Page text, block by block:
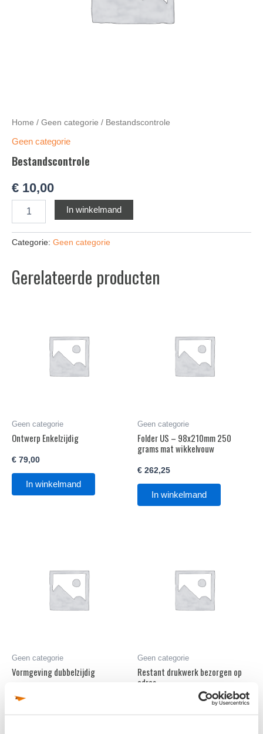
Home / Geen categorie / Bestandscontrole
Geen categorie
Bestandscontrole
€ 10,00
In winkelmand
Categorie: Geen categorie
Gerelateerde producten
Geen categorie
Ontwerp Enkelzijdig
€ 79,00
In winkelmand
Geen categorie
Folder US – 98x210mm 250
grams mat wikkelvouw
€ 262,25
In winkelmand
Geen categorie
Vormgeving dubbelzijdig
€0,00
In winkelmand
Geen categorie
Restant drukwerk bezorgen op
adres